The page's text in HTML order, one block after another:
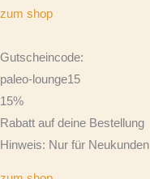
zum shop
Gutscheincode:
paleo-lounge15
15%
Rabatt auf deine Bestellung
Hinweis: Nur für Neukunden